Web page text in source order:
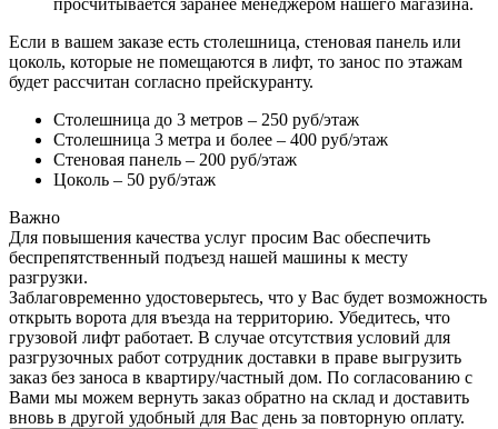
просчитывается заранее менеджером нашего магазина.
Если в вашем заказе есть столешница, стеновая панель или
цоколь, которые не помещаются в лифт, то занос по этажам
будет рассчитан согласно прейскуранту.
Столешница до 3 метров – 250 руб/этаж
Столешница 3 метра и более – 400 руб/этаж
Стеновая панель – 200 руб/этаж
Цоколь – 50 руб/этаж
Важно
Для повышения качества услуг просим Вас обеспечить
беспрепятственный подъезд нашей машины к месту
разгрузки.
Заблаговременно удостоверьтесь, что у Вас будет возможность
открыть ворота для въезда на территорию. Убедитесь, что
грузовой лифт работает. В случае отсутствия условий для
разгрузочных работ сотрудник доставки в праве выгрузить
заказ без заноса в квартиру/частный дом. По согласованию с
Вами мы можем вернуть заказ обратно на склад и доставить
вновь в другой удобный для Вас день за повторную оплату.